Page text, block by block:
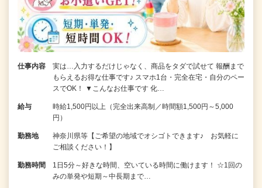
仕事内容
実は…入力するだけじゃなく、商品をタダで試せて 報酬まで
もらえるお得な仕事です♪ スマホ1台・完全在宅・自分のペー
スでOK！ ▼こんなお仕事です 化…
給与
時給1,500円以上（完全出来高制／時間額1,500円～5,000
円）
勤務地
神奈川県等【ご希望の地域でオシゴトできます♪ お気軽に
ご相談ください！】
勤務時間
1日5分～好きな時間、空いている時間に働けます！ ☆1回の
みの単発や短期～中長期まで…